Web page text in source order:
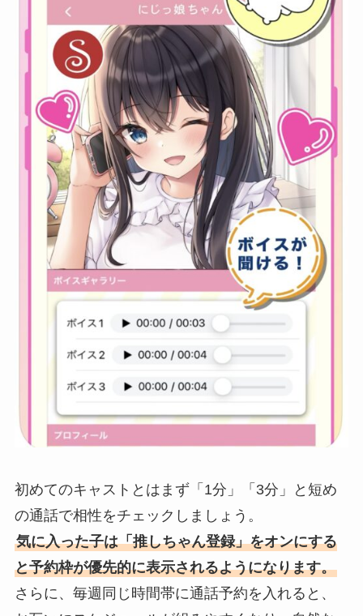
初めてのキャストとはまず「1分」「3分」と短め
の通話で相性をチェックしましょう。
気に入った子は「推しちゃん登録」をオンにする
と予約枠が優先的に表示されるようになります。
さらに、毎週同じ時間帯に通話予約を入れると、